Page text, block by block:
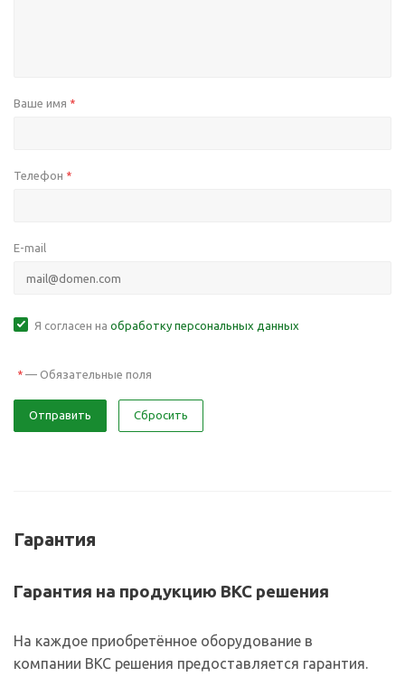
Ваше имя *
Телефон *
E-mail
Я согласен на обработку персональных данных
* — Обязательные поля
Отправить Сбросить
Гарантия
Гарантия на продукцию ВКС решения
На каждое приобретённое оборудование в
компании ВКС решения предоставляется гарантия.